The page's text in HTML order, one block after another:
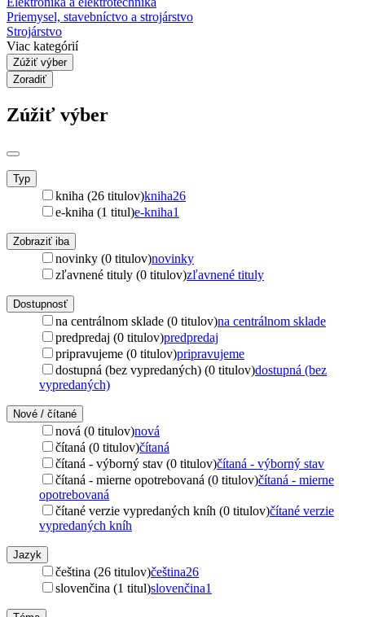
Priemysel, stavebníctvo a strojárstvo
Strojárstvo
Viac kategórií
Zúžiť výber
Zoradiť
Zúžiť výber
Typ
kniha (26 titulov)kniha26
e-kniha (1 titul)e-kniha1
Zobraziť iba
novinky (0 titulov)novinky
zľavnené tituly (0 titulov)zľavnené tituly
Dostupnosť
na centrálnom sklade (0 titulov)na centrálnom sklade
predpredaj (0 titulov)predpredaj
pripravujeme (0 titulov)pripravujeme
dostupná (bez vypredaných) (0 titulov)dostupná (bez
vypredaných)
Nové / čítané
nová (0 titulov)nová
čítaná (0 titulov)čítaná
čítaná - výborný stav (0 titulov)čítaná - výborný stav
čítaná - mierne opotrebovaná (0 titulov)čítaná - mierne
opotrebovaná
čítané verzie vypredaných kníh (0 titulov)čítané verzie
vypredaných kníh
Jazyk
čeština (26 titulov)čeština26
slovenčina (1 titul)slovenčina1